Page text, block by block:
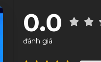
0.0
đánh giá